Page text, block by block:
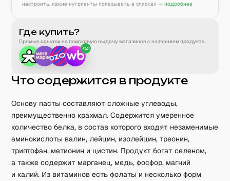
настроить, какие нутриенты показывать в списках — подробнее
Где купить?
Прямые ссылки на поисковую выдачу магазинов с названием продукта.
+21
Что содержится в продукте
Основу пасты составляют сложные углеводы,
преимущественно крахмал. Содержится умеренное
количество белка, в состав которого входят незаменимые
аминокислоты валин, лейцин, изолейцин, треонин,
триптофан, метионин и цистин. Продукт богат селеном,
а также содержит марганец, медь, фосфор, магний
и калий. Из витаминов есть фолаты и несколько форм